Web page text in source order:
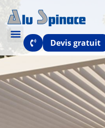
Devis gratuit